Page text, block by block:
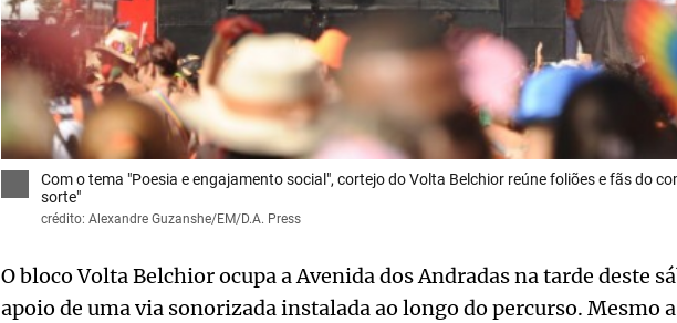
Com o tema "Poesia e engajamento social", cortejo do Volta Belchior reúne foliões e fãs do
sorte"
crédito: Alexandre Guzanshe/EM/D.A. Press
O bloco Volta Belchior ocupa a Avenida dos Andradas na tarde deste
apoio de uma via sonorizada instalada ao longo do percurso. Mesmo